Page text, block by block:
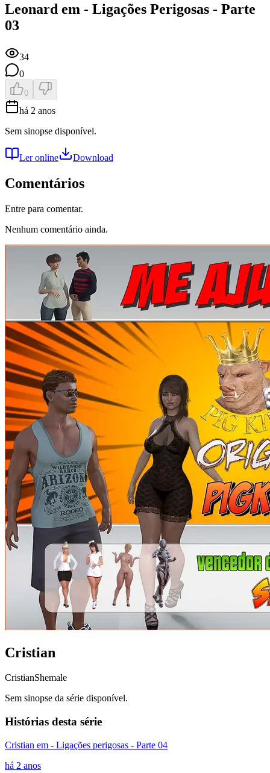
Leonard em - Ligações Perigosas - Parte
03
34
0
0
há 2 anos
Sem sinopse disponível.
Ler online Download
Comentários
Entre para comentar.
Nenhum comentário ainda.
Cristian
CristianShemale
Sem sinopse da série disponível.
Histórias desta série
Cristian em - Ligações perigosas - Parte 04
há 2 anos